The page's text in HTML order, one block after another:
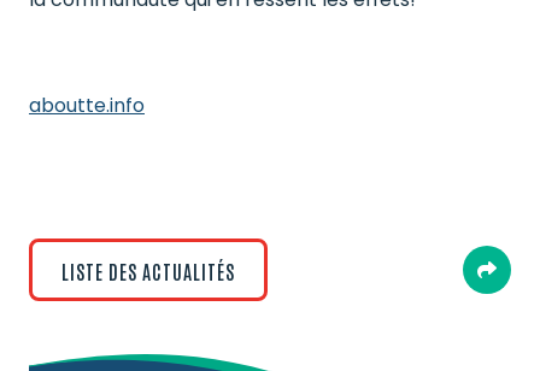
aboutte.info
LISTE DES ACTUALITÉS 